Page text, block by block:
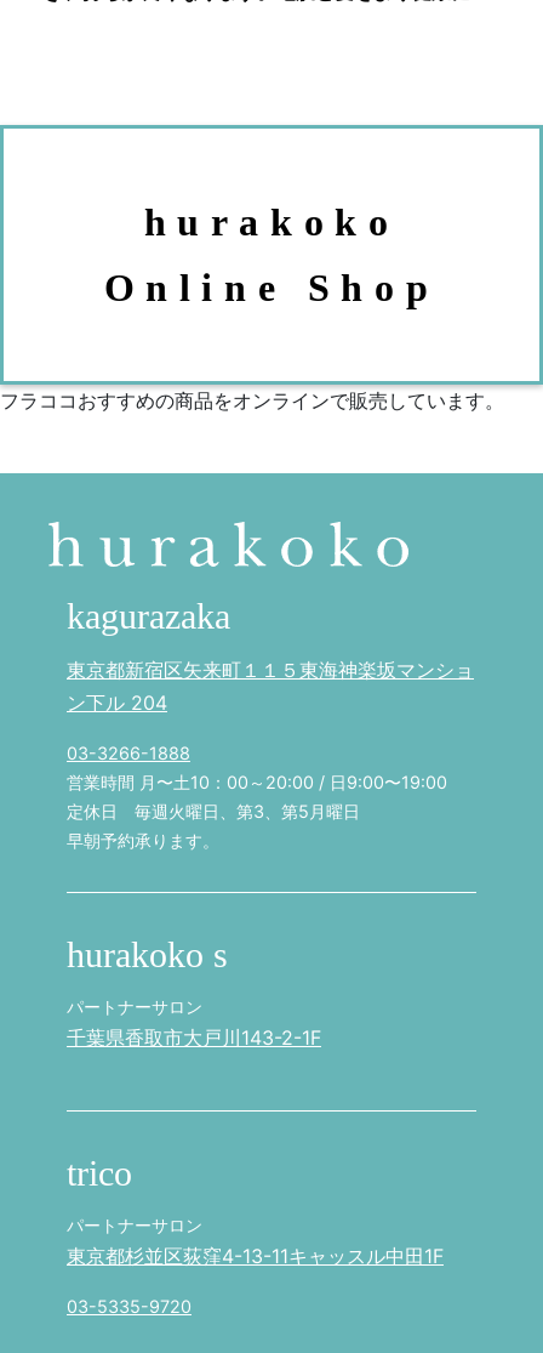
hurakoko
Online Shop
フラココおすすめの商品をオンラインで販売しています。
kagurazaka
東京都新宿区矢来町１１５東海神楽坂マンショ
ン下ル 204
03-3266-1888
営業時間 月〜土10：00～20:00 / 日9:00〜19:00
定休日 毎週火曜日、第3、第5月曜日
早朝予約承ります。
hurakoko s
パートナーサロン
千葉県香取市大戸川143-2-1F
trico
パートナーサロン
東京都杉並区荻窪4-13-11キャッスル中田1F
03-5335-9720